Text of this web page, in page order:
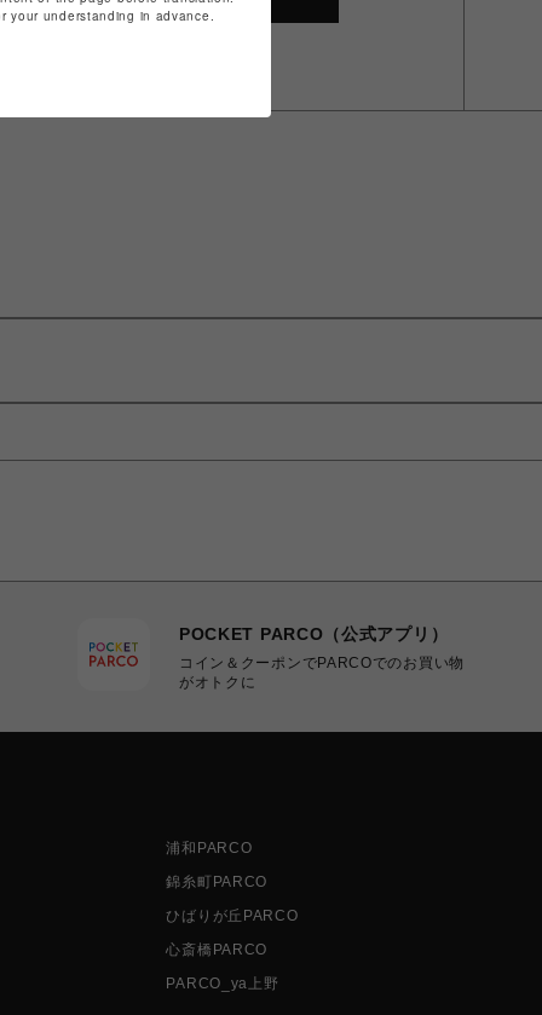
POCKET PARCO（公式アプリ）
コイン＆クーポンでPARCOでのお買い物
がオトクに
浦和PARCO
錦糸町PARCO
ひばりが丘PARCO
心斎橋PARCO
PARCO_ya上野
your understanding in advance.